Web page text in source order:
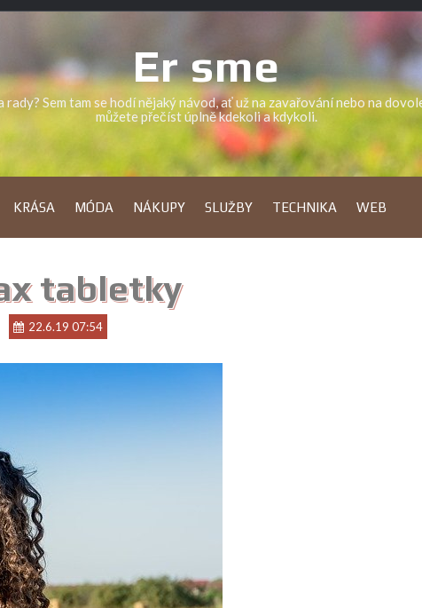
Er sme
Sem tam se hodí nějaký návod, ať už na zavařování nebo na
můžete přečíst úplně kdekoli a kdykoli.
KRÁSA MÓDA NÁKUPY SLUŽBY TECHNIKA WEB
tabletky
22.6.19 07:54